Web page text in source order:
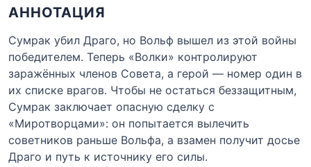
АННОТАЦИЯ
Сумрак убил Драго, но Вольф вышел из этой войны
победителем. Теперь «Волки» контролируют
заражённых членов Совета, а герой — номер один в
их списке врагов. Чтобы не остаться беззащитным,
Сумрак заключает опасную сделку с
«Миротворцами»: он попытается вылечить
советников раньше Вольфа, а взамен получит досье
Драго и путь к источнику его силы.